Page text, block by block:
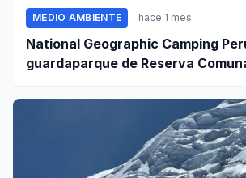
MEDIO AMBIENTE hace 1 mes
National Geographic Camping
guardaparque de Reserva